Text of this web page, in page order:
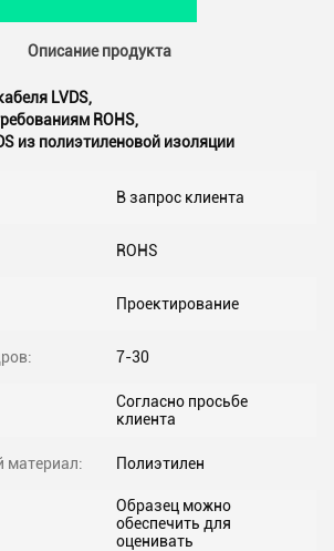
Описание продукта
LVDS,
ROHS,
из полиэтиленовой изоляции
В запрос клиента
ROHS
Проектирование
7-30
Согласно просьбе
клиента
материал: Полиэтилен
Образец можно
обеспечить для
оценивать